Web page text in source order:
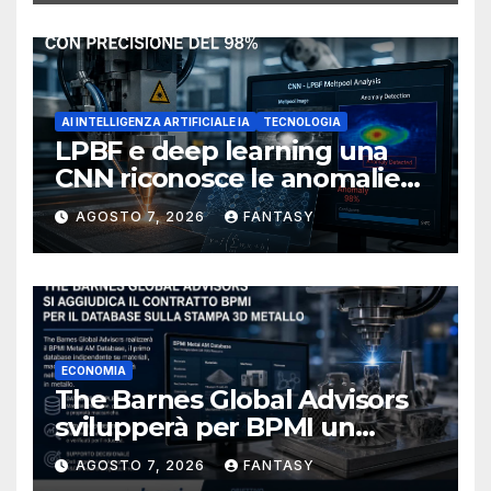
AI INTELLIGENZA ARTIFICIALE IA TECNOLOGIA
LPBF e deep learning una
CNN riconosce le anomalie
del bagno di fusione
AGOSTO 7, 2026 FANTASY
ECONOMIA
The Barnes Global Advisors
svilupperà per BPMI un
database per la stampa 3D
metallica destinata alla filiera
AGOSTO 7, 2026 FANTASY